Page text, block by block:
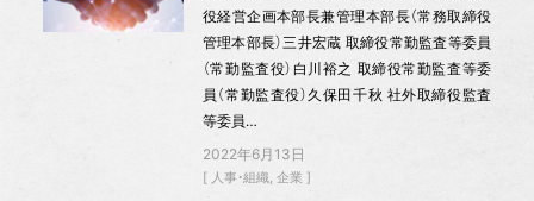
役経営企画本部長兼管理本部長（常務取締役
管理本部長）三井宏蔵 取締役常勤監査等委員
（常勤監査役）白川裕之 取締役常勤監査等委
員（常勤監査役）久保田千秋 社外取締役監査
等委員…
2022年6月13日
人事・組織 企業